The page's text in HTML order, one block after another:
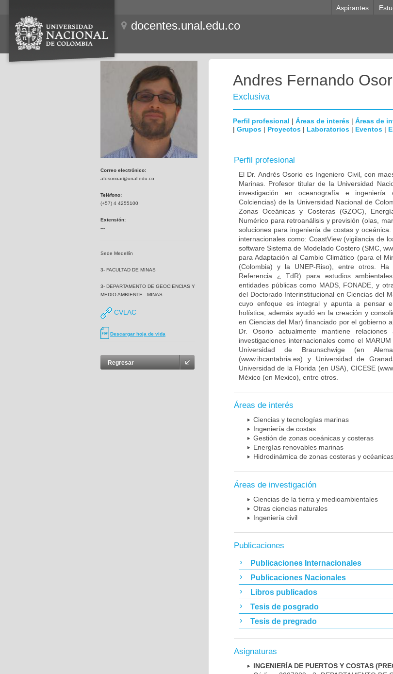
Aspirantes
docentes.unal.edu.co
Correo electrónico:
afosorioar@unal.edu.co
Teléfono:
(+57) 4 4255100
Extensión:
---
Sede Medellín
3- FACULTAD DE MINAS
3- DEPARTAMENTO DE GEOCIENCIAS Y
MEDIO AMBIENTE - MINAS
CVLAC
Descargar hoja de vida
Regresar
Andres Fernando
Exclusiva
Perfil profesional | Áreas de interés | Áreas de
| Grupos | Proyectos | Laboratorios | Eventos |
Perfil profesional
El Dr. Andrés Osorio es Ingeniero Civil, con
Marinas. Profesor titular de la Universidad
investigación en oceanografía e ingeniería
Colciencias) de la Universidad Nacional de
Zonas Oceánicas y Costeras (GZOC),
Numérico para retroanálisis y previsión (olas,
soluciones para ingeniería de costas y
internacionales como: CoastView (vigilancia de
software Sistema de Modelado Costero (SMC,
para Adaptación al Cambio Climático (para el
(Colombia) y la UNEP-Riso), entre otros.
Referencia ¿ TdR) para estudios
entidades públicas como MADS, FONADE, y
del Doctorado Interinstitucional en Ciencias del
cuyo enfoque es integral y apunta a pensar
holística, además ayudó en la creación y
en Ciencias del Mar) financiado por el gobierno
Dr. Osorio actualmente mantiene
investigaciones internacionales como el
Universidad de Braunschwige (en
(www.ihcantabria.es) y Universidad de
Universidad de la Florida (en USA), CICESE
México (en Mexico), entre otros.
Áreas de interés
Ciencias y tecnologías marinas
Ingeniería de costas
Gestión de zonas oceánicas y costeras
Energías renovables marinas
Hidrodinámica de zonas costeras y
Áreas de investigación
Ciencias de la tierra y medioambientales
Otras ciencias naturales
Ingeniería civil
Publicaciones
Publicaciones Internacionales
Publicaciones Nacionales
Libros publicados
Tesis de posgrado
Tesis de pregrado
Asignaturas
INGENIERÍA DE PUERTOS Y COSTAS